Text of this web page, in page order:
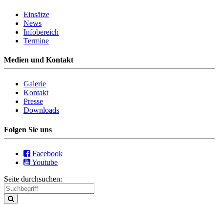
Einsätze
News
Infobereich
Termine
Medien und Kontakt
Galerie
Kontakt
Presse
Downloads
Folgen Sie uns
Facebook
Youtube
Seite durchsuchen: